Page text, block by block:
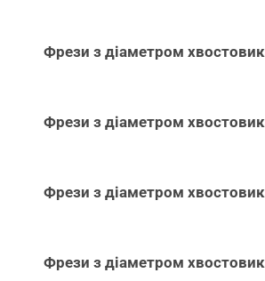
Фрези з діаметром
Фрези з діаметром
Фрези з діаметром
Фрези з діаметром